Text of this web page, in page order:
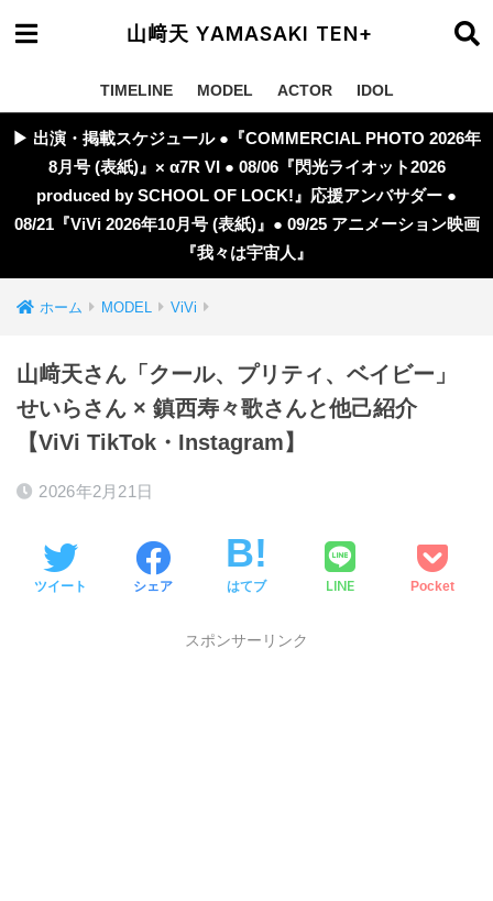
山﨑天 YAMASAKI TEN+
TIMELINE MODEL ACTOR IDOL
▶︎ 出演・掲載スケジュール ●『COMMERCIAL PHOTO 2026年
8月号 (表紙)』× α7R VI ● 08/06『閃光ライオット2026
produced by SCHOOL OF LOCK!』応援アンバサダー ●
08/21『ViVi 2026年10月号 (表紙)』● 09/25 アニメーション映画
『我々は宇宙人』
ホーム MODEL ViVi
山﨑天さん「クール、プリティ、ベイビー」
せいらさん × 鎮西寿々歌さんと他己紹介
【ViVi TikTok・Instagram】
2026年2月21日
ツイート シェア はてブ LINE Pocket
スポンサーリンク